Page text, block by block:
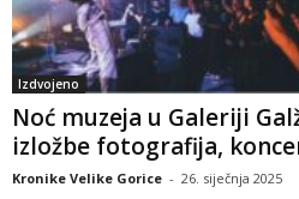
Izdvojeno
Noć muzeja u Galeriji
izložbe fotografija,
Kronike Velike Gorice - 26. siječnja 2025